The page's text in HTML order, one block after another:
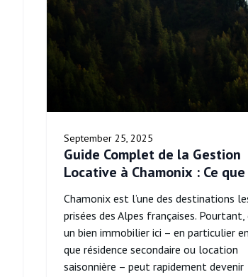
September 25, 2025
Guide Complet de la Gestion
Locative à Chamonix : Ce
Chamonix est l’une des destinations
prisées des Alpes françaises. Pourtant,
un bien immobilier ici – en particulier
que résidence secondaire ou location
saisonnière – peut rapidement devenir